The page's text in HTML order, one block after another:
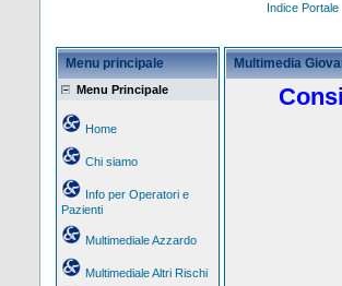
Indice Portale
Menu principale
Menu Principale
Home
Chi siamo
Info per Operatori e
Pazienti
Multimediale Azzardo
Multimediale Altri Rischi
Multimedia